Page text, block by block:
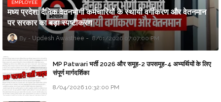
EMPLOYEE
मध्य प्रदेश: दैनिक वेतनभोगी कर्मचारियों के स्थायी वर्गीकरण और वेतनमान
पर सरकार का बड़ा स्पष्टीकरण
Updesh Awasthee 8/01/2026 07:07:00 PM
MP Patwari भर्ती 2026 और समूह-2 उपसमूह-4 अभ्यर्थियों के लिए
संपूर्ण मार्गदर्शिका
8/04/2026 10:32:00 PM